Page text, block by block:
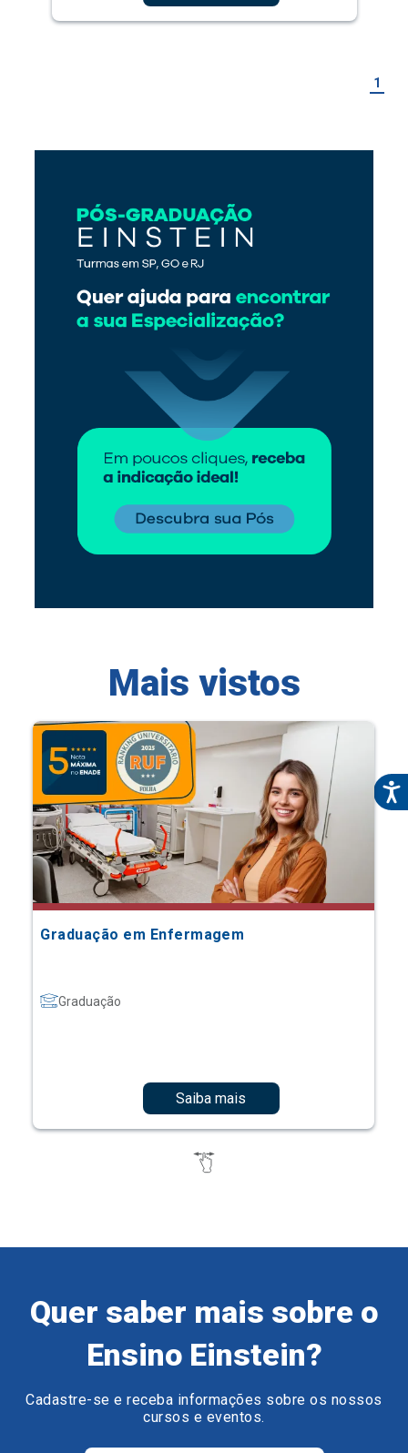
1
Mais vistos
Graduação em Enfermagem
Graduação
Saiba mais
Quer saber mais sobre o
Ensino Einstein?
Cadastre-se e receba informações sobre os nossos
cursos e eventos.